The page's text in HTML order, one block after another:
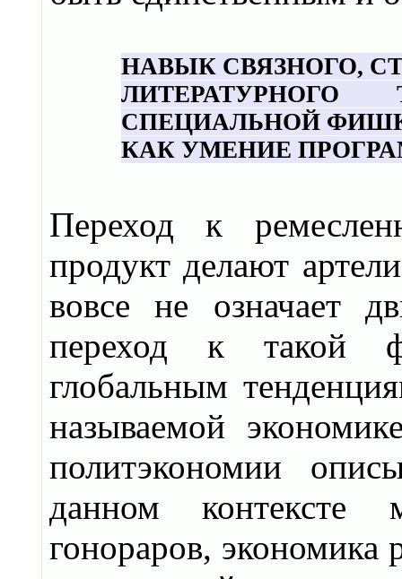
НАВЫК СВЯЗНОГО,
СПЕЦИАЛЬНОЙ
КАК УМЕНИЕ
Переход к
продукт делают
вовсе не означает
переход к такой
глобальным
называемой
политэкономии
данном контексте
гонораров, экономика